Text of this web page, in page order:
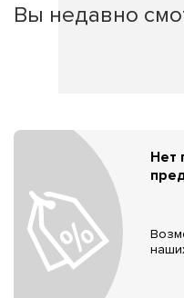
Вы недавно
Нет